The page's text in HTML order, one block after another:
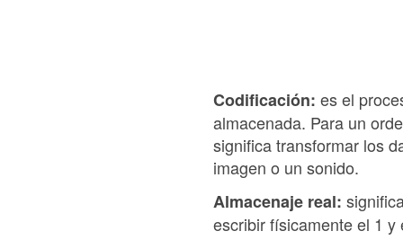
Codificación: es el
almacenada. Para un
significa transformar los
imagen o un sonido.
Almacenaje real:
escribir físicamente el 1